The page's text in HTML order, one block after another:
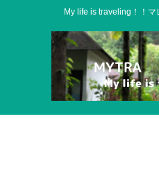
My life is traveling！！